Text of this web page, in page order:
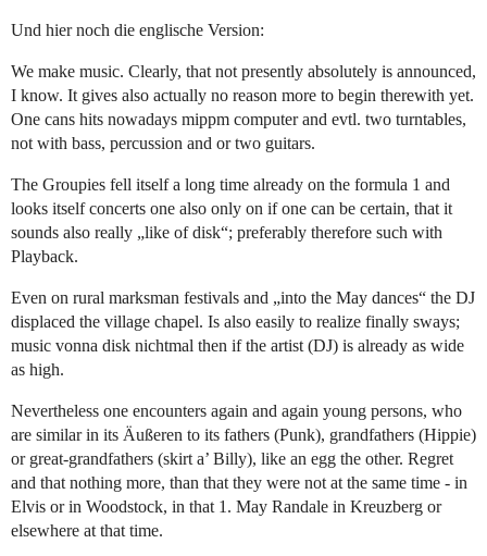
Und hier noch die englische Version:
We make music. Clearly, that not presently absolutely is announced,
I know. It gives also actually no reason more to begin therewith yet.
One cans hits nowadays mippm computer and evtl. two turntables,
not with bass, percussion and or two guitars.
The Groupies fell itself a long time already on the formula 1 and
looks itself concerts one also only on if one can be certain, that it
sounds also really „like of disk“; preferably therefore such with
Playback.
Even on rural marksman festivals and „into the May dances“ the DJ
displaced the village chapel. Is also easily to realize finally sways;
music vonna disk nichtmal then if the artist (DJ) is already as wide
as high.
Nevertheless one encounters again and again young persons, who
are similar in its Äußeren to its fathers (Punk), grandfathers (Hippie)
or great-grandfathers (skirt a’ Billy), like an egg the other. Regret
and that nothing more, than that they were not at the same time - in
Elvis or in Woodstock, in that 1. May Randale in Kreuzberg or
elsewhere at that time.